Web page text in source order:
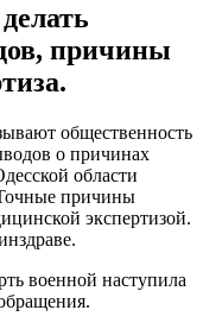
причины
общественность
о причинах
области
причины
экспертизой.
военной наступила